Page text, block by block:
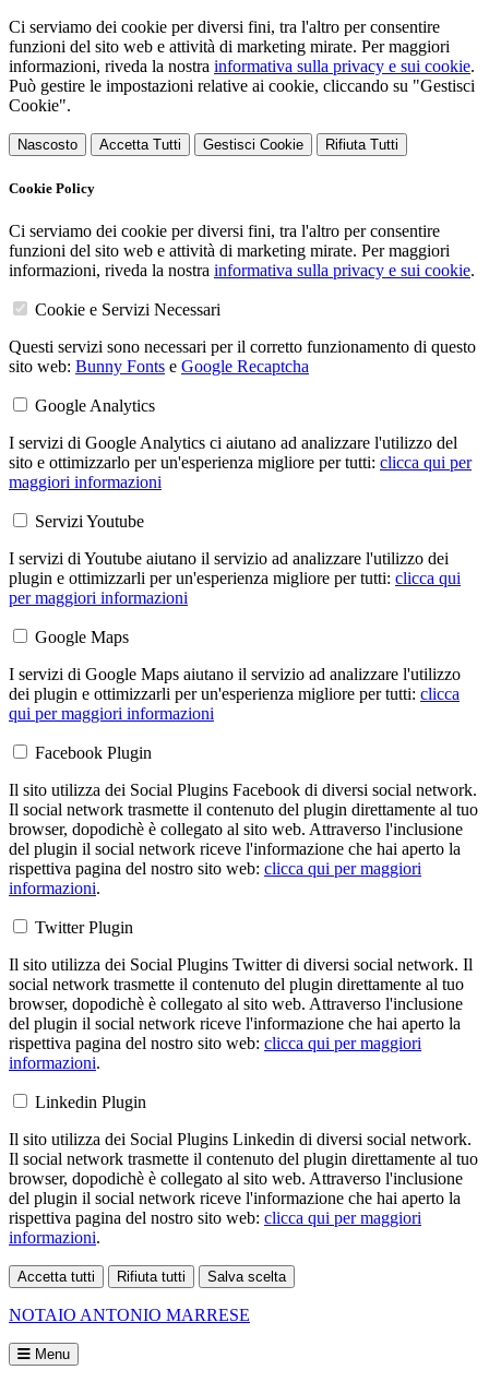
Ci serviamo dei cookie per diversi fini, tra l'altro per consentire
funzioni del sito web e attività di marketing mirate. Per maggiori
informazioni, riveda la nostra informativa sulla privacy e sui cookie.
Può gestire le impostazioni relative ai cookie, cliccando su "Gestisci
Cookie".
Nascosto Accetta Tutti Gestisci Cookie Rifiuta Tutti
Cookie Policy
Ci serviamo dei cookie per diversi fini, tra l'altro per consentire
funzioni del sito web e attività di marketing mirate. Per maggiori
informazioni, riveda la nostra informativa sulla privacy e sui cookie.
Cookie e Servizi Necessari
Questi servizi sono necessari per il corretto funzionamento di questo
sito web: Bunny Fonts e Google Recaptcha
Google Analytics
I servizi di Google Analytics ci aiutano ad analizzare l'utilizzo del
sito e ottimizzarlo per un'esperienza migliore per tutti: clicca qui per
maggiori informazioni
Servizi Youtube
I servizi di Youtube aiutano il servizio ad analizzare l'utilizzo dei
plugin e ottimizzarli per un'esperienza migliore per tutti: clicca qui
per maggiori informazioni
Google Maps
I servizi di Google Maps aiutano il servizio ad analizzare l'utilizzo
dei plugin e ottimizzarli per un'esperienza migliore per tutti: clicca
qui per maggiori informazioni
Facebook Plugin
Il sito utilizza dei Social Plugins Facebook di diversi social network.
Il social network trasmette il contenuto del plugin direttamente al tuo
browser, dopodichè è collegato al sito web. Attraverso l'inclusione
del plugin il social network riceve l'informazione che hai aperto la
rispettiva pagina del nostro sito web: clicca qui per maggiori
informazioni.
Twitter Plugin
Il sito utilizza dei Social Plugins Twitter di diversi social network. Il
social network trasmette il contenuto del plugin direttamente al tuo
browser, dopodichè è collegato al sito web. Attraverso l'inclusione
del plugin il social network riceve l'informazione che hai aperto la
rispettiva pagina del nostro sito web: clicca qui per maggiori
informazioni.
Linkedin Plugin
Il sito utilizza dei Social Plugins Linkedin di diversi social network.
Il social network trasmette il contenuto del plugin direttamente al tuo
browser, dopodichè è collegato al sito web. Attraverso l'inclusione
del plugin il social network riceve l'informazione che hai aperto la
rispettiva pagina del nostro sito web: clicca qui per maggiori
informazioni.
Accetta tutti Rifiuta tutti Salva scelta
NOTAIO ANTONIO MARRESE
Menu